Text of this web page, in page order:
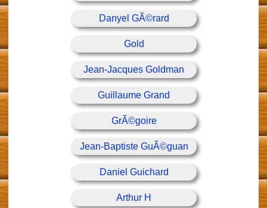
Danyel GÃ©rard
Gold
Jean-Jacques Goldman
Guillaume Grand
GrÃ©goire
Jean-Baptiste GuÃ©guan
Daniel Guichard
Arthur H